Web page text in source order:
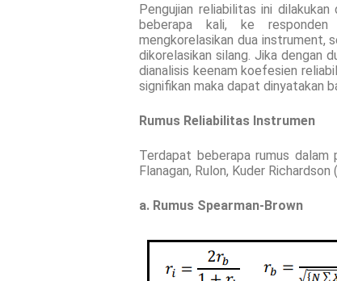
Pengujian reliabilitas ini
beberapa kali, ke responden
mengkorelasikan dua instrument,
dikorelasikan silang. Jika dengan
dianalisis keenam koefesien
signifikan maka dapat dinyatakan
Rumus Reliabilitas Instrumen
Terdapat beberapa rumus dalam
Flanagan, Rulon, Kuder Richardson
a. Rumus Spearman-Brown